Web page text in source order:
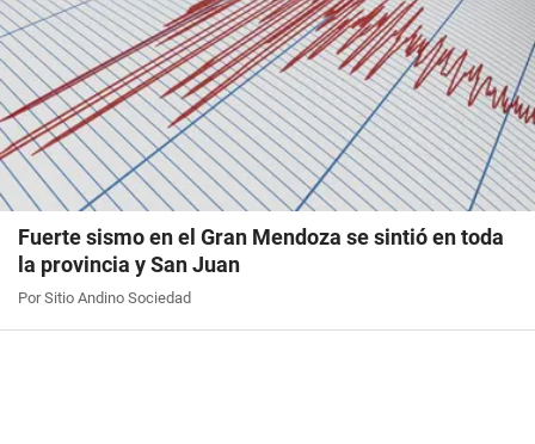
Fuerte sismo en el Gran Mendoza se sintió en toda
la provincia y San Juan
Por Sitio Andino Sociedad